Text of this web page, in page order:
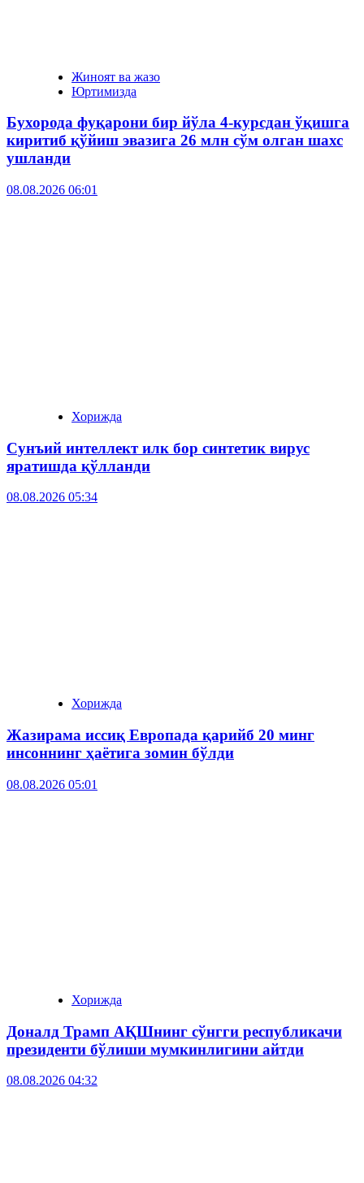
Жиноят ва жазо
Юртимизда
Бухорода фуқарони бир йўла 4-курсдан ўқишга
киритиб қўйиш эвазига 26 млн сўм олган шахс
ушланди
08.08.2026 06:01
Хорижда
Сунъий интеллект илк бор синтетик вирус
яратишда қўлланди
08.08.2026 05:34
Хорижда
Жазирама иссиқ Европада қарийб 20 минг
инсоннинг ҳаётига зомин бўлди
08.08.2026 05:01
Хорижда
Доналд Трамп АҚШнинг сўнгги республикачи
президенти бўлиши мумкинлигини айтди
08.08.2026 04:32